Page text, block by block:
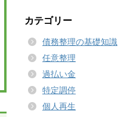
カテゴリー
債務整理の基礎知識
任意整理
過払い金
特定調停
個人再生